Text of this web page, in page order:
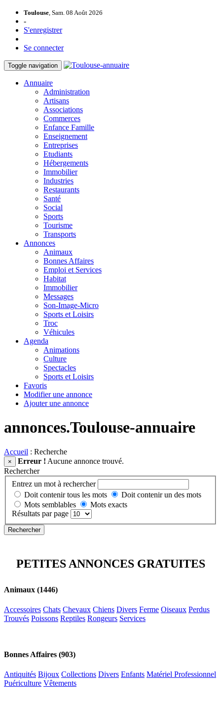
Toulouse, Sam. 08 Août 2026
-
S'enregistrer
Se connecter
Toggle navigation
Annuaire
Administration
Artisans
Associations
Commerces
Enfance Famille
Enseignement
Entreprises
Etudiants
Hébergements
Immobilier
Industries
Restaurants
Santé
Social
Sports
Tourisme
Transports
Annonces
Animaux
Bonnes Affaires
Emploi et Services
Habitat
Immobilier
Messages
Son-Image-Micro
Sports et Loisirs
Troc
Véhicules
Agenda
Animations
Culture
Spectacles
Sports et Loisirs
Favoris
Modifier une annonce
Ajouter une annonce
annonces.Toulouse-annuaire
Accueil : Recherche
× Erreur ! Aucune annonce trouvé.
Rechercher
Entrez un mot à rechercher
Doit contenir tous les mots
Doit contenir un des mots
Mots semblables
Mots exacts
Résultats par page
PETITES ANNONCES GRATUITES
Animaux (1446)
Accessoires Chats Chevaux Chiens Divers Ferme Oiseaux Perdus
Trouvés Poissons Reptiles Rongeurs Services
Bonnes Affaires (903)
Antiquités Bijoux Collections Divers Enfants Matériel Professionnel
Puériculture Vêtements